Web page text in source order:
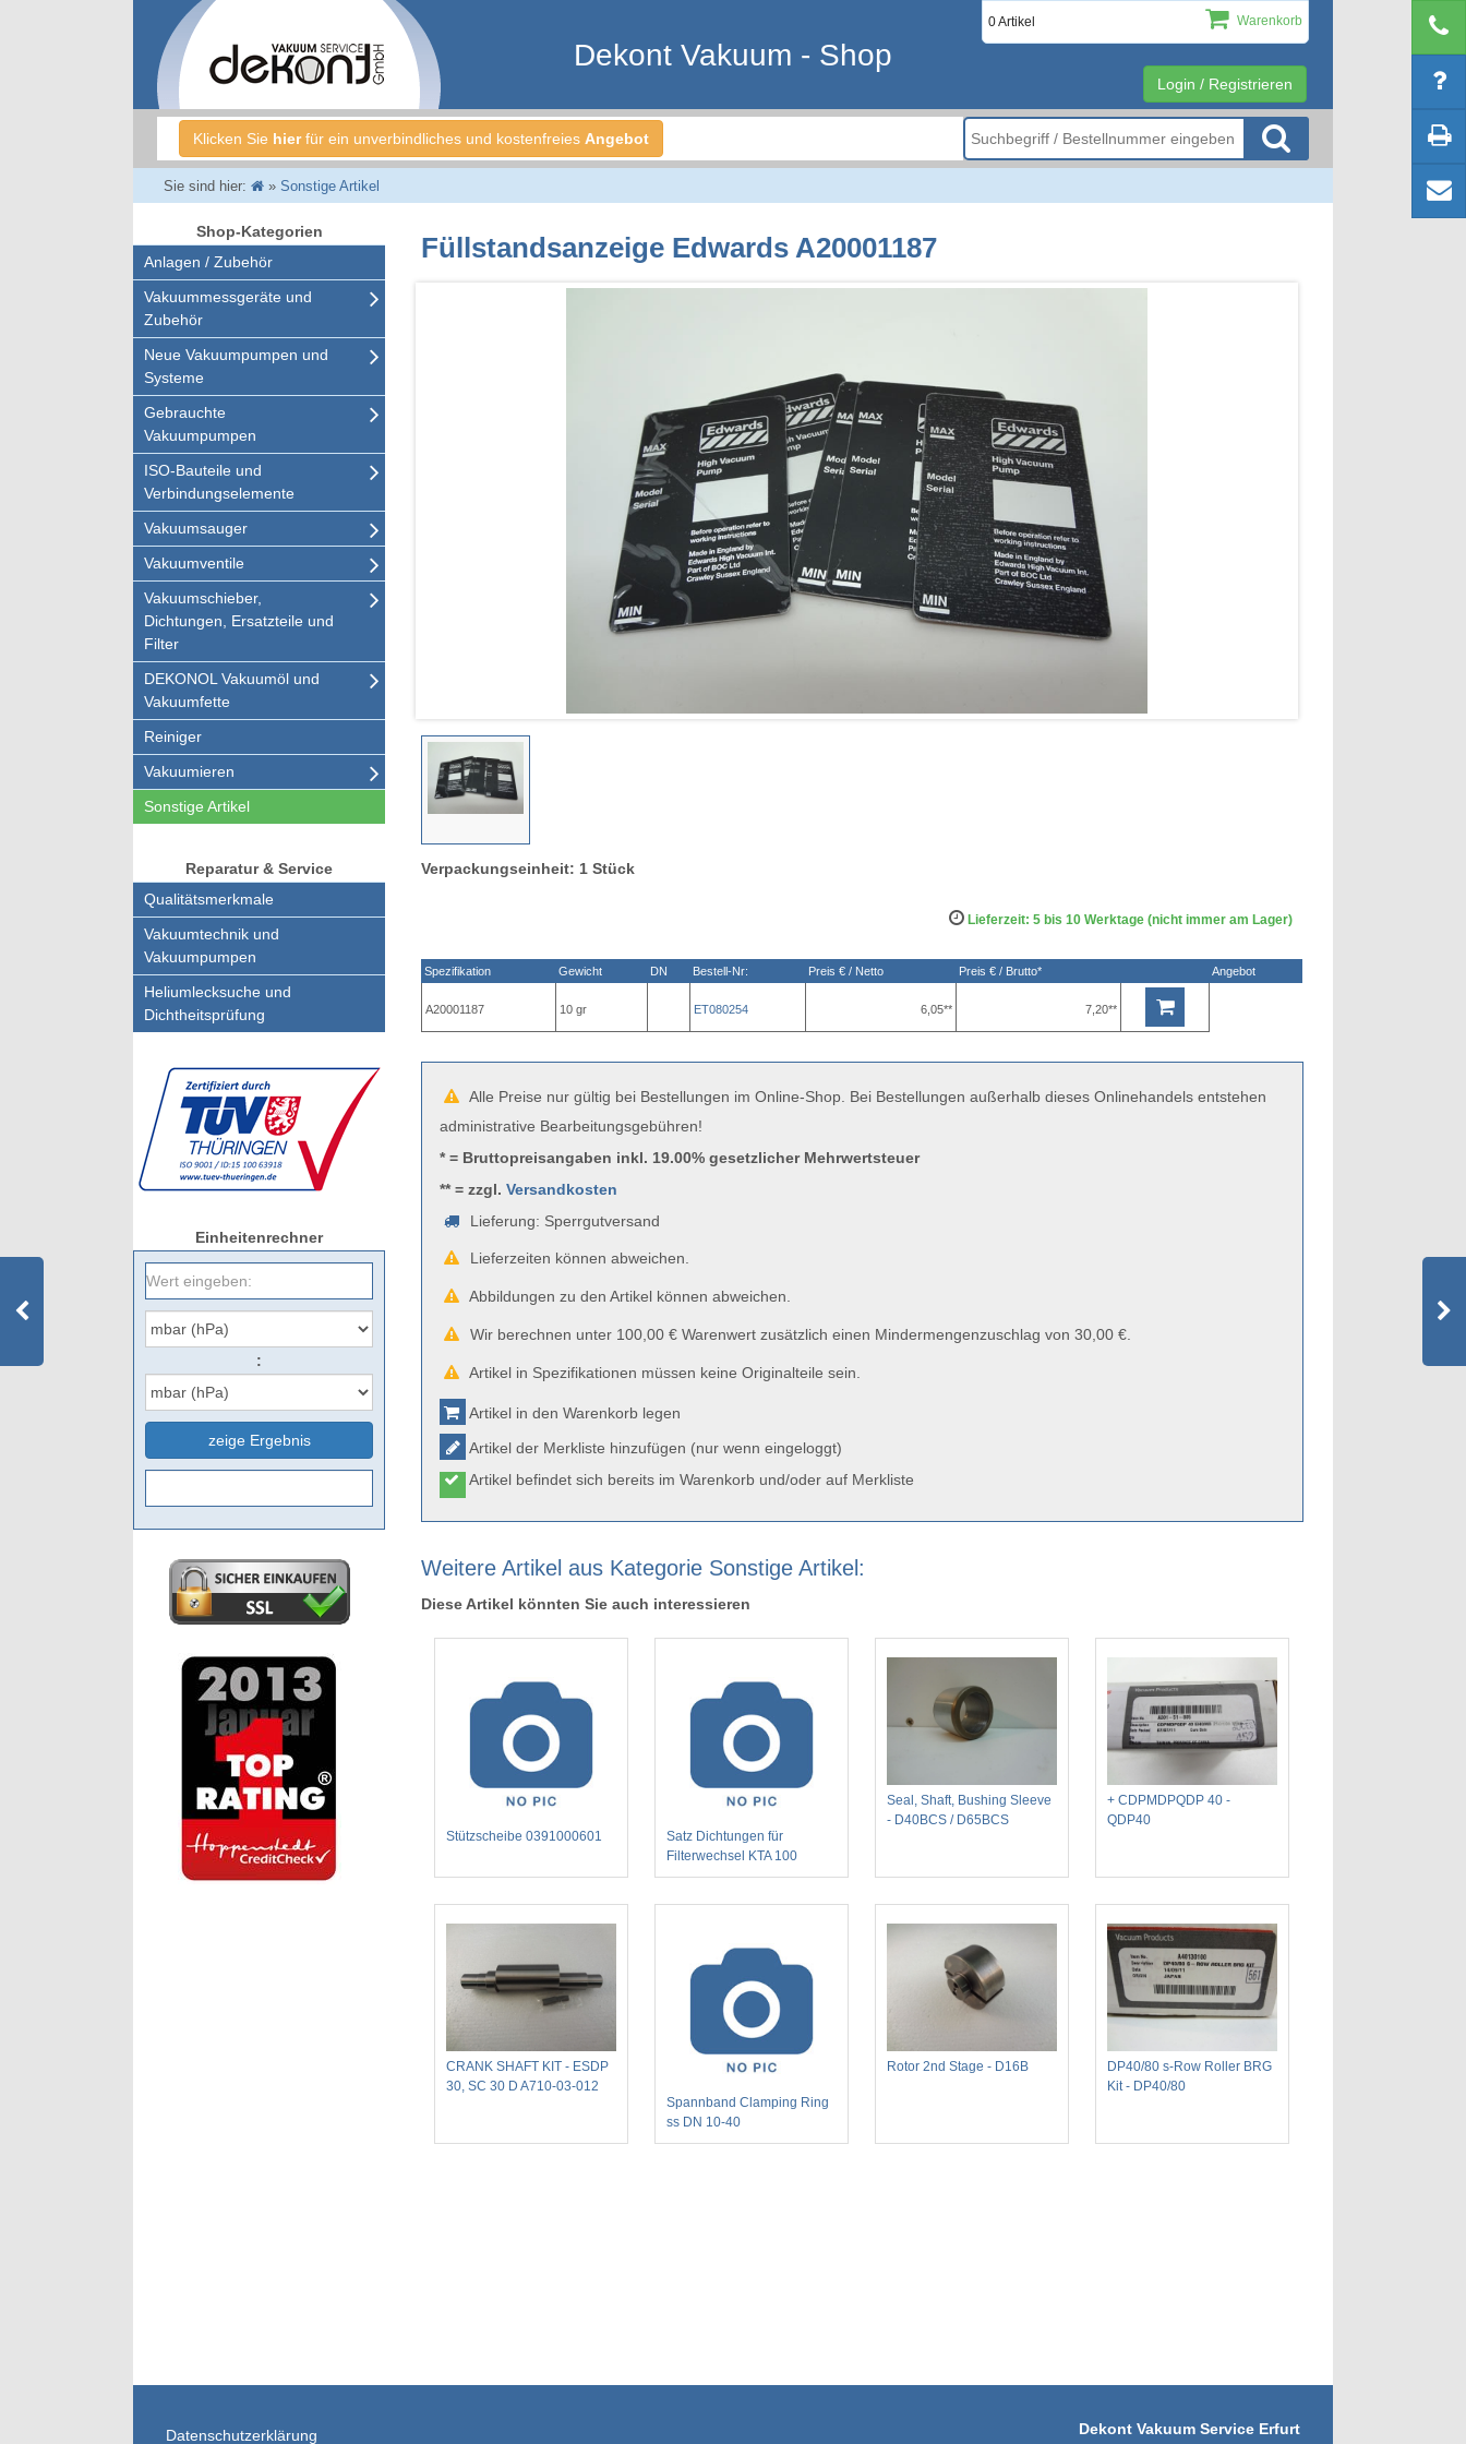
Login / Registrieren
0 Artikel Warenkorb
Dekont Vakuum - Shop
Klicken Sie hierfür ein unverbindliches und kostenfreies Angebot
Sie sind hier: » Sonstige Artikel
Shop-Kategorien
Anlagen / Zubehör
Vakuummessgeräte und
Zubehör
Neue Vakuumpumpen und
Systeme
Gebrauchte
Vakuumpumpen
ISO-Bauteile und
Verbindungselemente
Vakuumsauger
Vakuumventile
Vakuumschieber,
Dichtungen, Ersatzteile und
Filter
DEKONOL Vakuumöl und
Vakuumfette
Reiniger
Vakuumieren
Sonstige Artikel
Reparatur & Service
Qualitätsmerkmale
Vakuumtechnik und
Vakuumpumpen
Heliumlecksuche und
Dichtheitsprüfung
Einheitenrechner
:
zeige Ergebnis
Füllstandsanzeige Edwards A20001187
Verpackungseinheit: 1 Stück
Lieferzeit: 5 bis 10 Werktage (nicht immer am Lager)
Spezifikation Gewicht DN Bestell-Nr: Preis € / Netto Preis € / Brutto* Angebot
A20001187 10 gr ET080254 6,05** 7,20**
Alle Preise nur gültig bei Bestellungen im Online-Shop. Bei Bestellungen außerhalb dieses Onlinehandels entstehen
administrative Bearbeitungsgebühren!
* = Bruttopreisangaben inkl. 19.00% gesetzlicher Mehrwertsteuer
** = zzgl.Versandkosten
Lieferung: Sperrgutversand
Lieferzeiten können abweichen.
Abbildungen zu den Artikel können abweichen.
Wir berechnen unter 100,00 € Warenwert zusätzlich einen Mindermengenzuschlag von 30,00 €.
Artikel in Spezifikationen müssen keine Originalteile sein.
Artikel in den Warenkorb legen
Artikel der Merkliste hinzufügen (nur wenn eingeloggt)
Artikel befindet sich bereits im Warenkorb und/oder auf Merkliste
Weitere Artikel aus Kategorie Sonstige Artikel:
Diese Artikel könnten Sie auch interessieren
Stützscheibe 0391000601
Satz Dichtungen für
Filterwechsel KTA 100
Seal, Shaft, Bushing Sleeve
- D40BCS / D65BCS
+ CDPMDPQDP 40 -
QDP40
CRANK SHAFT KIT - ESDP
30, SC 30 D A710-03-012
Spannband Clamping Ring
ss DN 10-40
Rotor 2nd Stage - D16B
DP40/80 s-Row Roller BRG
Kit - DP40/80
Datenschutzerklärung
Dekont Vakuum Service Erfurt